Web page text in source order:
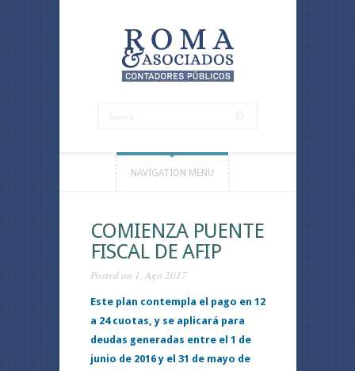
NAVIGATION MENU
COMIENZA PUENTE
FISCAL DE AFIP
Posted on 1, Ago 2017
Este plan contempla el pago en 12
a 24 cuotas, y se aplicará para
deudas generadas entre el 1 de
junio de 2016 y el 31 de mayo de